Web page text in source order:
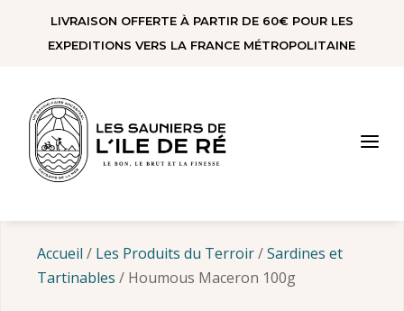
Panneau de gestion des cookies
LIVRAISON OFFERTE À PARTIR DE 60€ POUR LES
EXPEDITIONS VERS LA FRANCE MÉTROPOLITAINE
a
Accueil / Les Produits du Terroir/Sardines et
Tartinables / Houmous Maceron 100g